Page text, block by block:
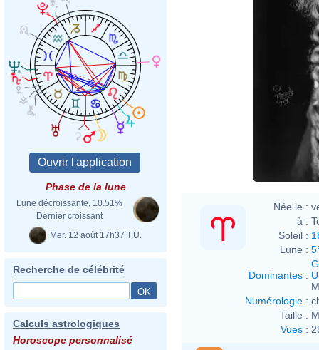
Phase de la lune
Lune décroissante, 10.51%
Dernier croissant
Mer. 12 août 17h37 T.U.
Recherche de célébrité
Calculs astrologiques
Horoscope personnalisé
Née le :
à :
Soleil :
Lune :
Dominantes :
Numérologie :
Taille :
Vues :